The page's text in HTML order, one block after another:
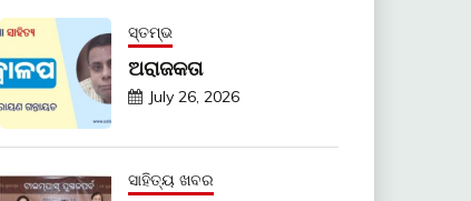
ସ୍ତମ୍ଭ
ଅରାଜକତା
July 26, 2026
ସାହିତ୍ୟ ଖବର